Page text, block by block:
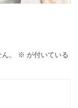
。 ※ が付いている